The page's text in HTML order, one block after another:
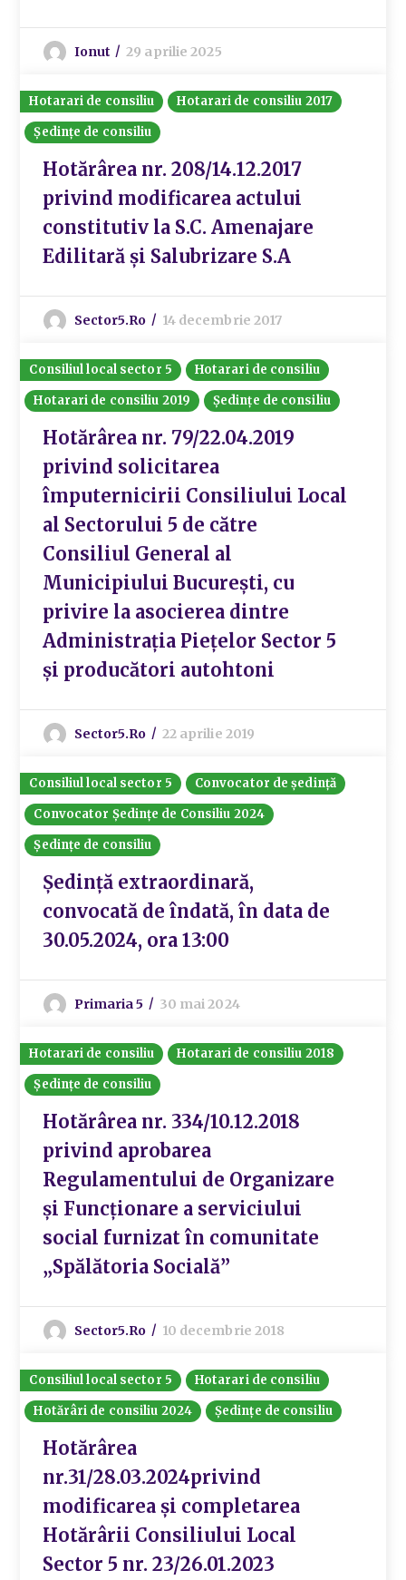
Ionut 29 aprilie 2025
Hotarari de consiliu
Hotarari de consiliu 2017
Ședințe de consiliu
Hotărârea nr. 208/14.12.2017
privind modificarea actului
constitutiv la S.C. Amenajare
Edilitară și Salubrizare S.A
Sector5.ro 14 decembrie 2017
Consiliul local sector 5
Hotarari de consiliu
Hotarari de consiliu 2019
Ședințe de consiliu
Hotărârea nr. 79/22.04.2019
privind solicitarea
împuternicirii Consiliului Local
al Sectorului 5 de către
Consiliul General al
Municipiului București, cu
privire la asocierea dintre
Administrația Piețelor Sector 5
și producători autohtoni
Sector5.ro 22 aprilie 2019
Consiliul local sector 5
Convocator de ședință
Convocator Ședințe de Consiliu 2024
Ședințe de consiliu
Ședință extraordinară,
convocată de îndată, în data de
30.05.2024, ora 13:00
Primaria 5 30 mai 2024
Hotarari de consiliu
Hotarari de consiliu 2018
Ședințe de consiliu
Hotărârea nr. 334/10.12.2018
privind aprobarea
Regulamentului de Organizare
și Funcționare a serviciului
social furnizat în comunitate
„Spălătoria Socială”
Sector5.ro 10 decembrie 2018
Consiliul local sector 5
Hotarari de consiliu
Hotărâri de consiliu 2024
Ședințe de consiliu
Hotărârea
nr.31/28.03.2024privind
modificarea și completarea
Hotărârii Consiliului Local
Sector 5 nr. 23/26.01.2023